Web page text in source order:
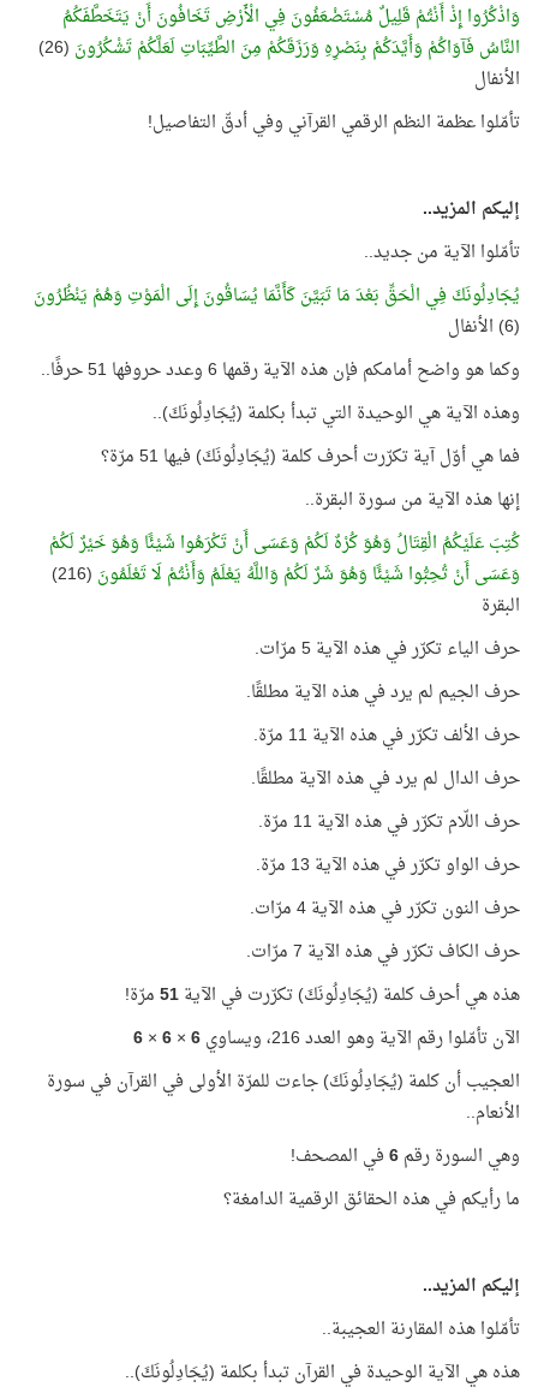
وَاذْكُرُوا إِذْ أَنْتُمْ قَلِيلٌ مُسْتَضْعَفُونَ فِي الْأَرْضِ تَخَافُونَ أَنْ يَتَخَطَّفَكُمُ
النَّاسُ فَآوَاكُمْ وَأَيَّدَكُمْ بِنَصْرِهِ وَرَزَقَكُمْ مِنَ الطَّيِّبَاتِ لَعَلَّكُمْ تَشْكُرُونَ
(26)
الأنفال
تأمّلوا عظمة النظم الرقمي القرآني وفي أدقّ التفاصيل!
إليكم المزيد..
تأمّلوا الآية من جديد..
يُجَادِلُونَكَ فِي الْحَقِّ بَعْدَ مَا تَبَيَّنَ كَأَنَّمَا يُسَاقُونَ إِلَى الْمَوْتِ وَهُمْ يَنْظُرُونَ
(6) الأنفال
وكما هو واضح أمامكم فإن هذه الآية رقمها 6 وعدد حروفها 51 حرفًا..
وهذه الآية هي الوحيدة التي تبدأ بكلمة (يُجَادِلُونَكَ)..
فما هي أوّل آية تكرّرت أحرف كلمة (يُجَادِلُونَكَ) فيها 51 مرّة؟
إنها هذه الآية من سورة البقرة..
كُتِبَ عَلَيْكُمُ الْقِتَالُ وَهُوَ كُرْهٌ لَكُمْ وَعَسَى أَنْ تَكْرَهُوا شَيْئًا وَهُوَ خَيْرٌ لَكُمْ
وَعَسَى أَنْ تُحِبُّوا شَيْئًا وَهُوَ شَرٌ لَكُمْ وَاللَّهُ يَعْلَمُ وَأَنْتُمْ لَا تَعْلَمُونَ
(216)
البقرة
حرف الياء تكرّر في هذه الآية 5 مرّات.
حرف الجيم لم يرد في هذه الآية مطلقًا.
حرف الألف تكرّر في هذه الآية 11 مرّة.
حرف الدال لم يرد في هذه الآية مطلقًا.
حرف اللّام تكرّر في هذه الآية 11 مرّة.
حرف الواو تكرّر في هذه الآية 13 مرّة.
حرف النون تكرّر في هذه الآية 4 مرّات.
حرف الكاف تكرّر في هذه الآية 7 مرّات.
هذه هي أحرف كلمة (يُجَادِلُونَكَ) تكرّرت في الآية51مرّة!
الآن تأمّلوا رقم الآية وهو العدد 216، ويساوي
6
×
6
×
6
العجيب أن كلمة (يُجَادِلُونَكَ) جاءت للمرّة الأولى في القرآن في سورة
الأنعام..
وهي السورة رقم6في المصحف!
ما رأيكم في هذه الحقائق الرقمية الدامغة؟
إليكم المزيد..
تأمّلوا هذه المقارنة العجيبة..
هذه هي الآية الوحيدة في القرآن تبدأ بكلمة (يُجَادِلُونَكَ)..